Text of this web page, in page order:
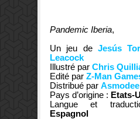
Pandemic Iberia,
Un jeu de Jesús
Leacock
Illustré par Chris
Edité par Z-Man
Distribué par Asmodee
Pays d’origine : Etats-
Langue et
Espagnol